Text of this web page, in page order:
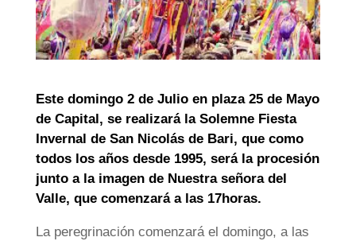
Este domingo 2 de Julio en plaza 25 de Mayo
de Capital, se realizará la Solemne Fiesta
Invernal de San Nicolás de Bari, que como
todos los años desde 1995, será la procesión
junto a la imagen de Nuestra señora del
Valle, que comenzará a las 17horas.
La peregrinación comenzará el domingo, a las